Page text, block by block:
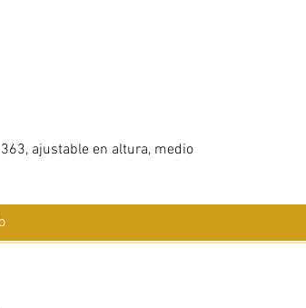
ajustable en altura, medio